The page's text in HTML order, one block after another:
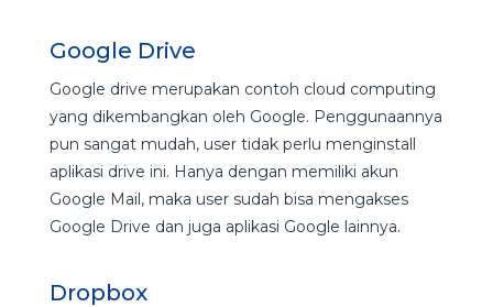
Google Drive
Google drive merupakan contoh cloud computing
yang dikembangkan oleh Google. Penggunaannya
pun sangat mudah, user tidak perlu menginstall
aplikasi drive ini. Hanya dengan memiliki akun
Google Mail, maka user sudah bisa mengakses
Google Drive dan juga aplikasi Google lainnya.
Dropbox